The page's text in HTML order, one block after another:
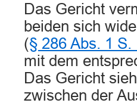
Das Gericht
beiden sich
(§ 286 Abs. 1 S.
mit dem
Das Gericht
zwischen der